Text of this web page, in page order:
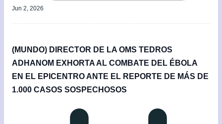
Jun 2, 2026
(MUNDO) DIRECTOR DE LA OMS TEDROS
ADHANOM EXHORTA AL COMBATE DEL ÉBOLA
EN EL EPICENTRO ANTE EL REPORTE DE MÁS DE
1.000 CASOS SOSPECHOSOS